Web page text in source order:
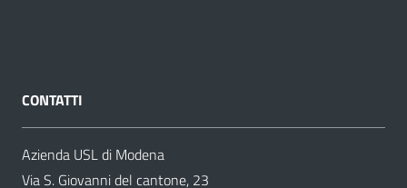
CONTATTI
Azienda USL di Modena
Via S. Giovanni del cantone, 23